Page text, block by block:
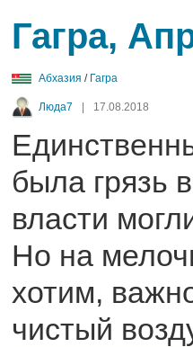
Гагра,
Абхазия / Гагра
Люда7 17.08.2018
была грязь
власти
Но на
хотим,
чистый